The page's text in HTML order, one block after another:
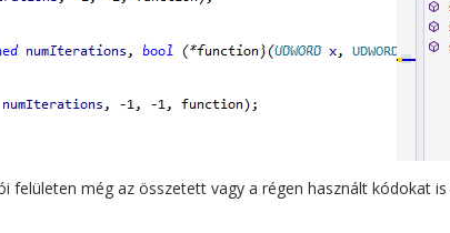
felületen még az összetett vagy a régen használt kódokat